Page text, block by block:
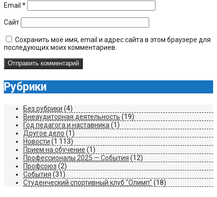
Email *
Сайт
Сохранить моё имя, email и адрес сайта в этом браузере для
последующих моих комментариев.
Рубрики
Без рубрики (4)
Внеаудиторная деятельность (19)
Год педагога и наставника (1)
Другое дело (1)
Новости (1 113)
Прием на обучение (1)
Профессионалы 2025 — События (12)
Профсоюз (2)
События (31)
Студенческий спортивный клуб "Олимп" (18)